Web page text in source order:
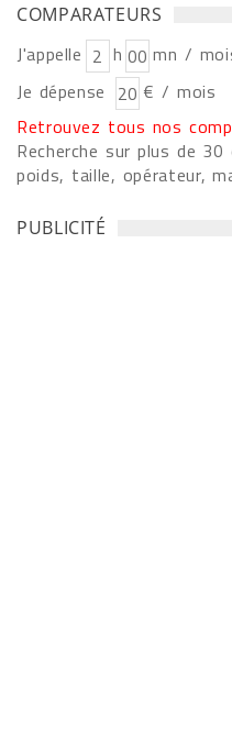
COMPARATEURS
J'appelle h
mn /
Je dépense
€ / mois
Retrouvez tous nos
Recherche sur plus de
poids, taille, opérateur,
PUBLICITÉ